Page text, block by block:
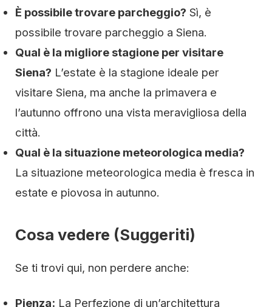
È possibile trovare parcheggio? Sì, è
possibile trovare parcheggio a Siena.
Qual è la migliore stagione per visitare
Siena? L’estate è la stagione ideale per
visitare Siena, ma anche la primavera e
l’autunno offrono una vista meravigliosa della
città.
Qual è la situazione meteorologica media?
La situazione meteorologica media è fresca in
estate e piovosa in autunno.
Cosa vedere (Suggeriti)
Se ti trovi qui, non perdere anche:
Pienza: La Perfezione di un’architettura